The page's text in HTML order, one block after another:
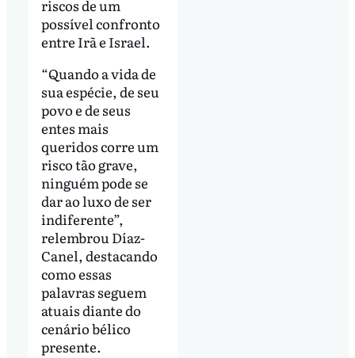
riscos de um
possível confronto
entre Irã e Israel.
“Quando a vida de
sua espécie, de seu
povo e de seus
entes mais
queridos corre um
risco tão grave,
ninguém pode se
dar ao luxo de ser
indiferente”,
relembrou Díaz-
Canel, destacando
como essas
palavras seguem
atuais diante do
cenário bélico
presente.